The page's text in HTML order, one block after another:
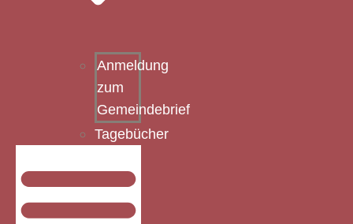
Anmeldung
zum
Gemeindebrief
Tagebücher